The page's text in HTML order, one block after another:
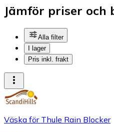
Jämför priser och
Alla filter
I lager
Pris inkl. frakt
Väska för Thule Rain Blocker